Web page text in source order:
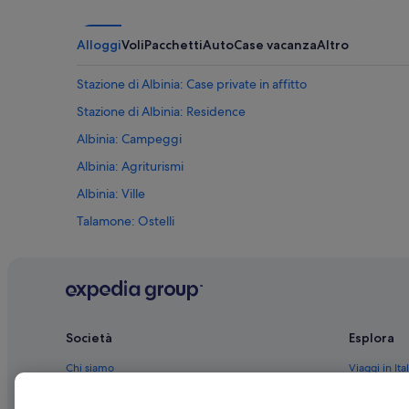
AlloggiVoliPacchettiAutoCase vacanzaAltro
Stazione di Albinia: Case private in affitto
Stazione di Albinia: Residence
Albinia: Campeggi
Albinia: Agriturismi
Albinia: Ville
Talamone: Ostelli
Talamone: Residence
Fonte Blanda: Case rurali
Società
Chi siamo
Esplora
Viaggi in